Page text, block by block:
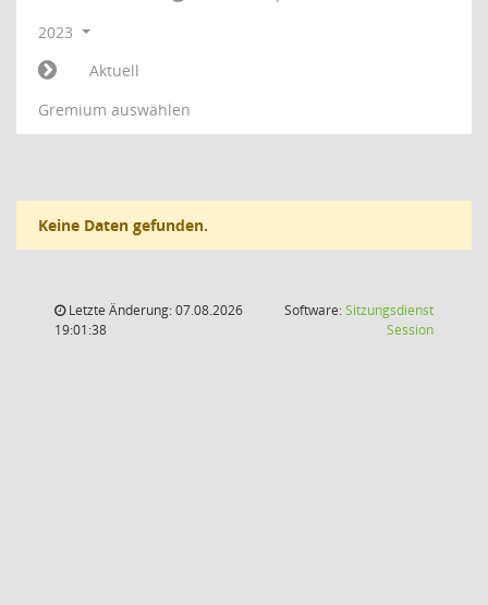
2023
Aktuell
Gremium auswählen
Keine Daten gefunden.
Letzte Änderung: 07.08.2026
19:01:38
Software:Sitzungsdienst
Session(Wird in